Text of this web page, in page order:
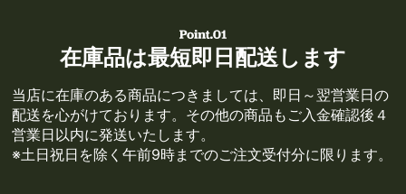
在庫品は最短即日配送します
当店に在庫のある商品につきましては、即日～翌営業日の
配送を心がけております。その他の商品もご入金確認後４
営業日以内に発送いたします。
※土日祝日を除く午前9時までのご注文受付分に限ります。